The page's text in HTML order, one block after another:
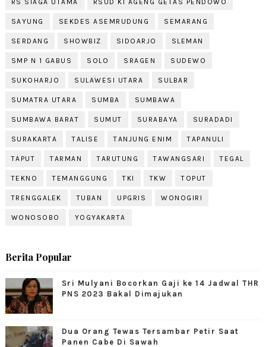
SAYUNG SEKDES ASEMRUDUNG SEMARANG
SERDANG SHOWBIZ SIDOARJO SLEMAN
SMP N 1 GABUS SOLO SRAGEN SUDEWO
SUKOHARJO SULAWESI UTARA SULBAR
SUMATRA UTARA SUMBA SUMBAWA
SUMBAWA BARAT SUMUT SURABAYA SURADADI
SURAKARTA TALISE TANJUNG ENIM TAPANULI
TAPUT TARMAN TARUTUNG TAWANGSARI TEGAL
TEKNO TEMANGGUNG TKI TKW TOPUT
TRENGGALEK TUBAN UPGRIS WONOGIRI
WONOSOBO YOGYAKARTA
Berita Popular
Sri Mulyani Bocorkan Gaji ke 14 Jadwal THR
PNS 2023 Bakal Dimajukan
Dua Orang Tewas Tersambar Petir Saat
Panen Cabe Di Sawah